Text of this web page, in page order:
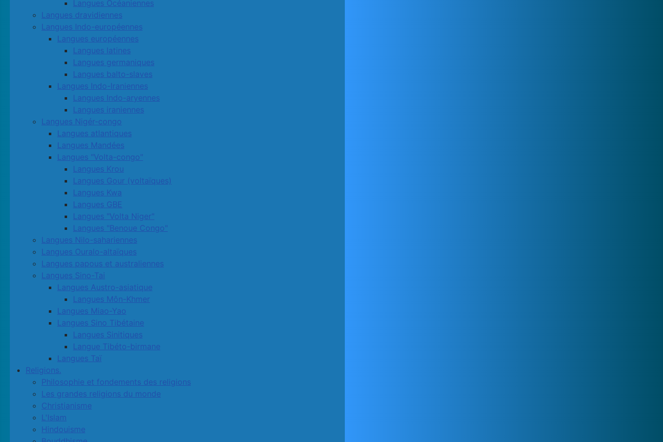
Langues Océaniennes
Langues dravidiennes
Langues Indo-européennes
Langues européennes
Langues latines
Langues germaniques
Langues balto-slaves
Langues Indo-Iraniennes
Langues Indo-aryennes
Langues iraniennes
Langues Nigér-congo
Langues atlantiques
Langues Mandées
Langues "Volta-congo"
Langues Krou
Langues Gour (voltaïques)
Langues Kwa
Langues GBE
Langues "Volta Niger"
Langues "Benoue Congo"
Langues Nilo-sahariennes
Langues Ouralo-altaïques
Langues papous et australiennes
Langues Sino-Tai
Langues Austro-asiatique
Langues Môn-Khmer
Langues Miao-Yao
Langues Sino Tibétaine
Langues Sinitiques
Langue Tibéto-birmane
Langues Taï
Religions.
Philosophie et fondements des religions
Les grandes religions du monde
Christianisme
L'Islam
Hindouisme